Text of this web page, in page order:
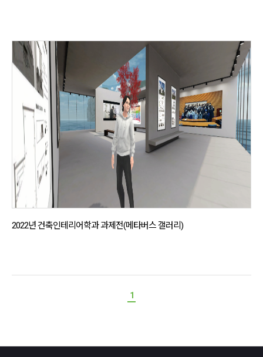
2022년 건축인테리어학과 과제전(메타버스 갤러리)
1